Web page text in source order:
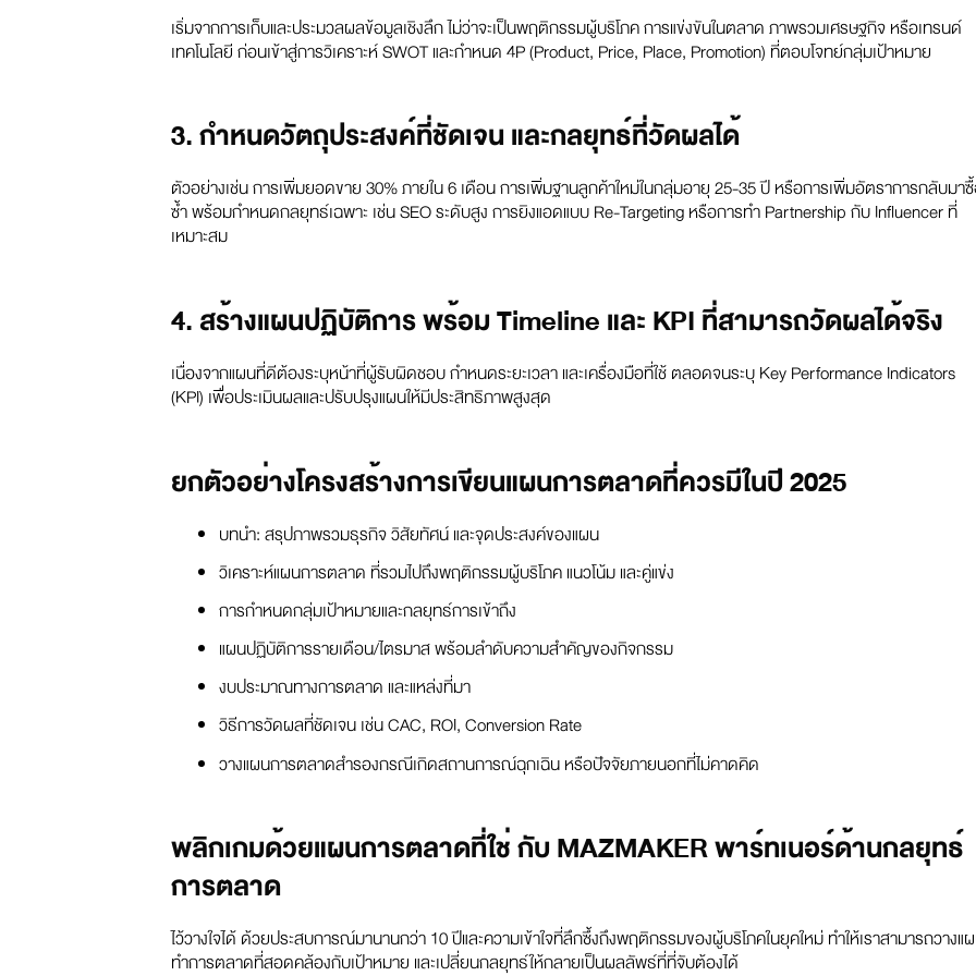
เริ่มจากการเก็บและประมวลผลข้อมูลเชิงลึก ไม่ว่าจะเป็นพฤติกรรมผู้บริโภค การแข่งขันในตลาด ภาพรวมเศรษฐกิจ หรือเทรนด์
เทคโนโลยี ก่อนเข้าสู่การวิเคราะห์ SWOT และกำหนด 4P (Product, Price, Place, Promotion) ที่ตอบโจทย์กลุ่มเป้าหมาย
3. กำหนดวัตถุประสงค์ที่ชัดเจน และกลยุทธ์ที่วัดผลได้
ตัวอย่างเช่น การเพิ่มยอดขาย 30% ภายใน 6 เดือน การเพิ่มฐานลูกค้าใหม่ในกลุ่มอายุ 25-35 ปี หรือการเพิ่มอัตราการกลับมา
ซ้ำ พร้อมกำหนดกลยุทธ์เฉพาะ เช่น SEO ระดับสูง การยิงแอดแบบ Re-Targeting หรือการทำ Partnership กับ Influencer ที่
เหมาะสม
4. สร้างแผนปฏิบัติการ พร้อม Timeline และ KPI ที่สามารถวัดผลได้จริง
เนื่องจากแผนที่ดีต้องระบุหน้าที่ผู้รับผิดชอบ กำหนดระยะเวลา และเครื่องมือที่ใช้ ตลอดจนระบุ Key Performance Indicators
(KPI) เพื่อประเมินผลและปรับปรุงแผนให้มีประสิทธิภาพสูงสุด
ยกตัวอย่างโครงสร้างการเขียนแผนการตลาดที่ควรมีในปี 2025
บทนำ: สรุปภาพรวมธุรกิจ วิสัยทัศน์ และจุดประสงค์ของแผน
วิเคราะห์แผนการตลาด ที่รวมไปถึงพฤติกรรมผู้บริโภค แนวโน้ม และคู่แข่ง
การกำหนดกลุ่มเป้าหมายและกลยุทธ์การเข้าถึง
แผนปฏิบัติการรายเดือน/ไตรมาส พร้อมลำดับความสำคัญของกิจกรรม
งบประมาณทางการตลาด และแหล่งที่มา
วิธีการวัดผลที่ชัดเจน เช่น CAC, ROI, Conversion Rate
วางแผนการตลาดสำรองกรณีเกิดสถานการณ์ฉุกเฉิน หรือปัจจัยภายนอกที่ไม่คาดคิด
พลิกเกมด้วยแผนการตลาดที่ใช่ กับ MAZMAKER พาร์ทเนอร์ด้านกลยุทธ์
การตลาด
ไว้วางใจได้ ด้วยประสบการณ์มานานกว่า 10 ปีและความเข้าใจที่ลึกซึ้งถึงพฤติกรรมของผู้บริโภคในยุคใหม่ ทำให้เราสามารถวางแ
ทำการตลาดที่สอดคล้องกับเป้าหมาย และเปลี่ยนกลยุทธ์ให้กลายเป็นผลลัพธ์ที่ที่จับต้องได้